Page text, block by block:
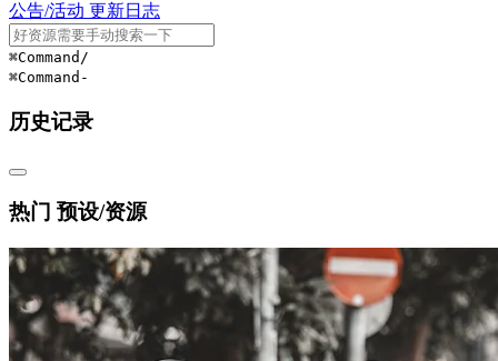
公告/活动 更新日志
⌘Command /
⌘Command -
历史记录
热门 预设/资源